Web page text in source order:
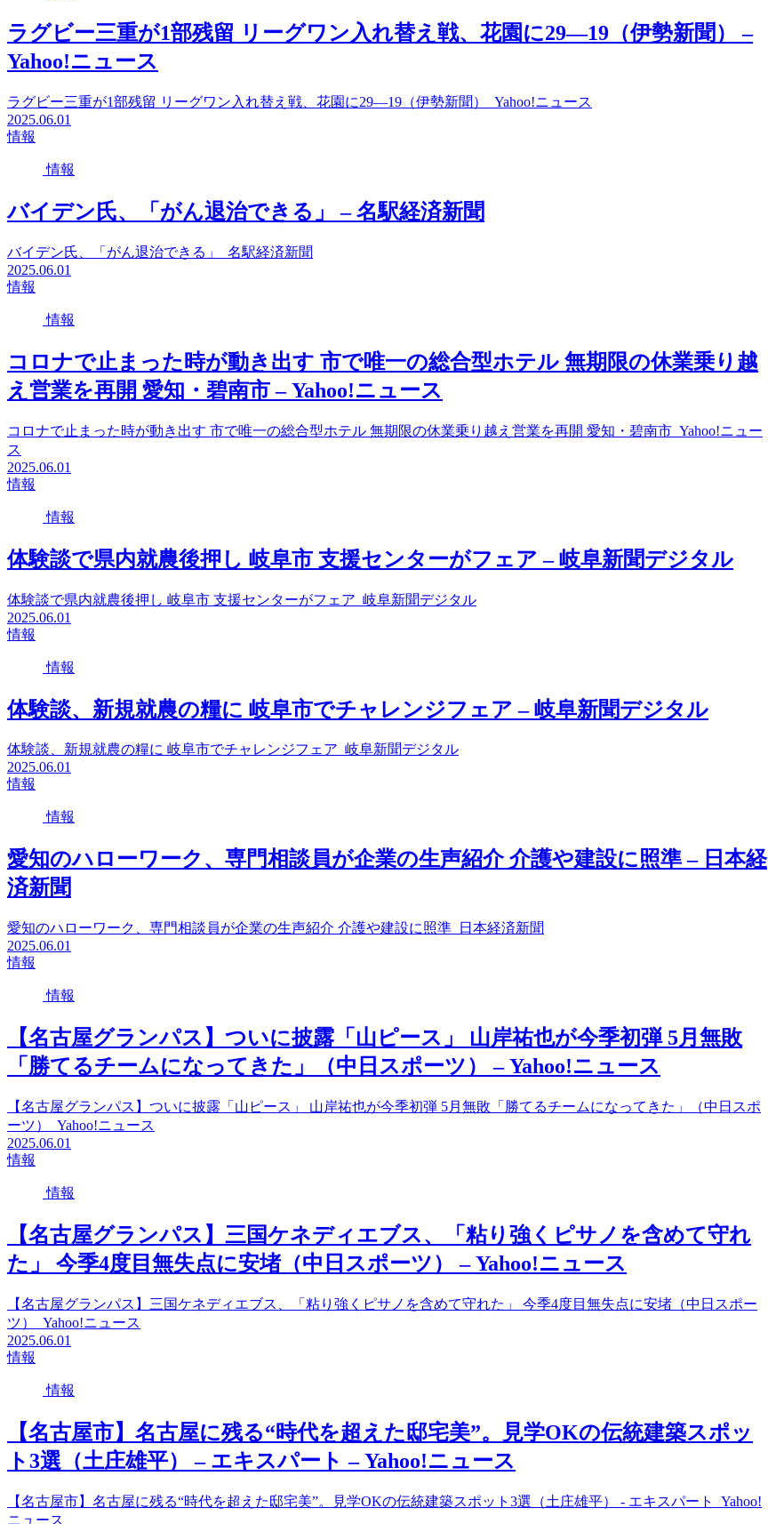
ラグビー三重が1部残留 リーグワン入れ替え戦、花園に29―19（伊勢新聞） –
Yahoo!ニュース
ラグビー三重が1部残留 リーグワン入れ替え戦、花園に29―19（伊勢新聞） Yahoo!ニュース
2025.06.01
情報
情報
バイデン氏、「がん退治できる」 – 名駅経済新聞
バイデン氏、「がん退治できる」 名駅経済新聞
2025.06.01
情報
情報
コロナで止まった時が動き出す 市で唯一の総合型ホテル 無期限の休業乗り越
え営業を再開 愛知・碧南市 – Yahoo!ニュース
コロナで止まった時が動き出す 市で唯一の総合型ホテル 無期限の休業乗り越え営業を再開 愛知・碧南市 Yahoo!ニュー
ス
2025.06.01
情報
情報
体験談で県内就農後押し 岐阜市 支援センターがフェア – 岐阜新聞デジタル
体験談で県内就農後押し 岐阜市 支援センターがフェア 岐阜新聞デジタル
2025.06.01
情報
情報
体験談、新規就農の糧に 岐阜市でチャレンジフェア – 岐阜新聞デジタル
体験談、新規就農の糧に 岐阜市でチャレンジフェア 岐阜新聞デジタル
2025.06.01
情報
情報
愛知のハローワーク、専門相談員が企業の生声紹介 介護や建設に照準 – 日本経
済新聞
愛知のハローワーク、専門相談員が企業の生声紹介 介護や建設に照準 日本経済新聞
2025.06.01
情報
情報
【名古屋グランパス】ついに披露「山ピース」 山岸祐也が今季初弾 5月無敗
「勝てるチームになってきた」（中日スポーツ） – Yahoo!ニュース
【名古屋グランパス】ついに披露「山ピース」 山岸祐也が今季初弾 5月無敗「勝てるチームになってきた」（中日スポ
ーツ） Yahoo!ニュース
2025.06.01
情報
情報
【名古屋グランパス】三国ケネディエブス、「粘り強くピサノを含めて守れ
た」 今季4度目無失点に安堵（中日スポーツ） – Yahoo!ニュース
【名古屋グランパス】三国ケネディエブス、「粘り強くピサノを含めて守れた」 今季4度目無失点に安堵（中日スポー
ツ） Yahoo!ニュース
2025.06.01
情報
情報
【名古屋市】名古屋に残る“時代を超えた邸宅美”。見学OKの伝統建築スポッ
ト3選（土庄雄平） – エキスパート – Yahoo!ニュース
【名古屋市】名古屋に残る“時代を超えた邸宅美”。見学OKの伝統建築スポット3選（土庄雄平） - エキスパート Yahoo!
ニュース